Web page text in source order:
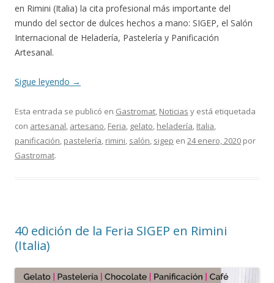
en Rimini (Italia) la cita profesional más importante del
mundo del sector de dulces hechos a mano: SIGEP, el Salón
Internacional de Heladería, Pastelería y Panificación
Artesanal.
Sigue leyendo →
Esta entrada se publicó en Gastromat, Noticias y está etiquetada
con artesanal, artesano, Feria, gelato, heladería, Italia,
panificación, pastelería, rimini, salón, sigep en 24 enero, 2020 por
Gastromat.
40 edición de la Feria SIGEP en Rimini
(Italia)